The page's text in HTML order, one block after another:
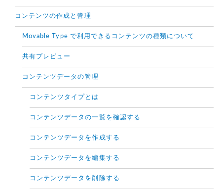
コンテンツの作成と管理
Movable Type で利用できるコンテンツの種類について
共有プレビュー
コンテンツデータの管理
コンテンツタイプとは
コンテンツデータの一覧を確認する
コンテンツデータを作成する
コンテンツデータを編集する
コンテンツデータを削除する